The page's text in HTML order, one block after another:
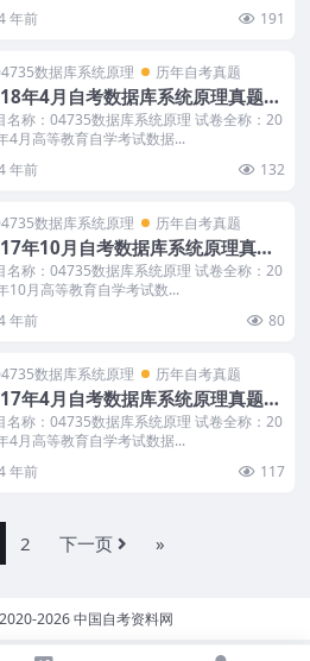
年前
191
数据库系统原理 历年自考真题
年4月自考数据库系统原理真题及
名称：04735数据库系统原理 试卷全称：20
4月高等教育自学考试数据...
年前
132
数据库系统原理 历年自考真题
年10月自考数据库系统原理真题
案
名称：04735数据库系统原理 试卷全称：20
10月高等教育自学考试数...
年前
80
数据库系统原理 历年自考真题
年4月自考数据库系统原理真题及
名称：04735数据库系统原理 试卷全称：20
4月高等教育自学考试数据...
年前
117
2 下一页 »
2026中国自考资料网